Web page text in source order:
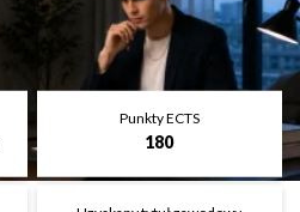
Punkty ECTS
180